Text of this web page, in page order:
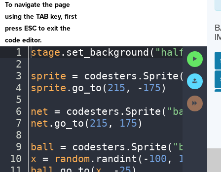
To navigate the page
using the TAB key, first
press ESC to exit the
code editor.
1
2
3
4
5
6
7
8
9
10
stage . set_background( "halfcourt"
sprite = codesters . Sprite(
sprite . go_to(215 , - 175)
net = codesters . Sprite(
net . go_to(215 , 175)
ball = codesters . Sprite(
x = random . randint( - 100 , 150
Code
Work
Activity